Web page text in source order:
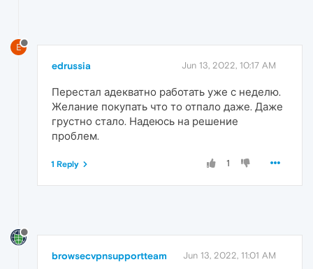
E
edrussia Jun 13, 2022, 10:17 AM
Перестал адекватно работать уже с неделю.
Желание покупать что то отпало даже. Даже
грустно стало. Надеюсь на решение
проблем.
1
1 Reply
browsecvpnsupportteam Jun 13, 2022, 11:01 AM